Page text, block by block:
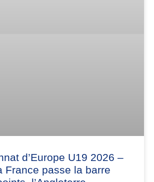
d’Europe U19 2026 –
France passe la barre